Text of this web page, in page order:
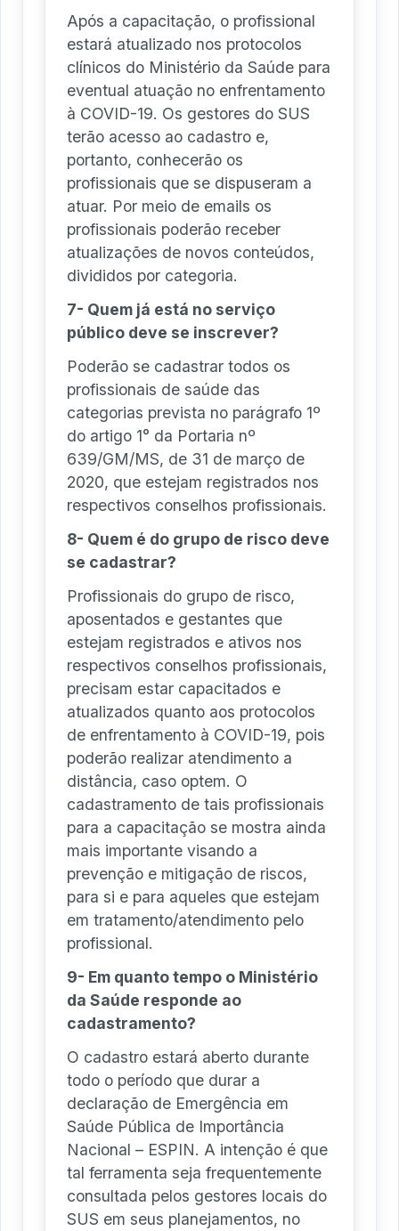
Após a capacitação, o profissional
estará atualizado nos protocolos
clínicos do Ministério da Saúde para
eventual atuação no enfrentamento
à COVID-19. Os gestores do SUS
terão acesso ao cadastro e,
portanto, conhecerão os
profissionais que se dispuseram a
atuar. Por meio de emails os
profissionais poderão receber
atualizações de novos conteúdos,
divididos por categoria.
7- Quem já está no serviço
público deve se inscrever?
Poderão se cadastrar todos os
profissionais de saúde das
categorias prevista no parágrafo 1º
do artigo 1° da Portaria nº
639/GM/MS, de 31 de março de
2020, que estejam registrados nos
respectivos conselhos profissionais.
8- Quem é do grupo de risco deve
se cadastrar?
Profissionais do grupo de risco,
aposentados e gestantes que
estejam registrados e ativos nos
respectivos conselhos profissionais,
precisam estar capacitados e
atualizados quanto aos protocolos
de enfrentamento à COVID-19, pois
poderão realizar atendimento a
distância, caso optem. O
cadastramento de tais profissionais
para a capacitação se mostra ainda
mais importante visando a
prevenção e mitigação de riscos,
para si e para aqueles que estejam
em tratamento/atendimento pelo
profissional.
9- Em quanto tempo o Ministério
da Saúde responde ao
cadastramento?
O cadastro estará aberto durante
todo o período que durar a
declaração de Emergência em
Saúde Pública de Importância
Nacional – ESPIN. A intenção é que
tal ferramenta seja frequentemente
consultada pelos gestores locais do
SUS em seus planejamentos, no